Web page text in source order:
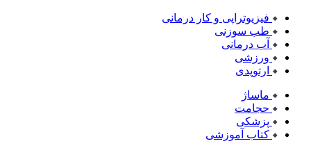
فیزیوتراپی و کار درمانی
طب سوزنی
آب درمانی
ورزشی
ارتوپدی
ماساژ
حجامت
پزشکی
کتاب آموزشی